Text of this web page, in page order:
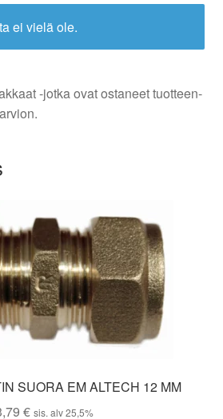
ei vielä ole.
-jotka ovat ostaneet tuotteen-
SUORA EM ALTECH 12 MM
€ sis. alv 25,5%